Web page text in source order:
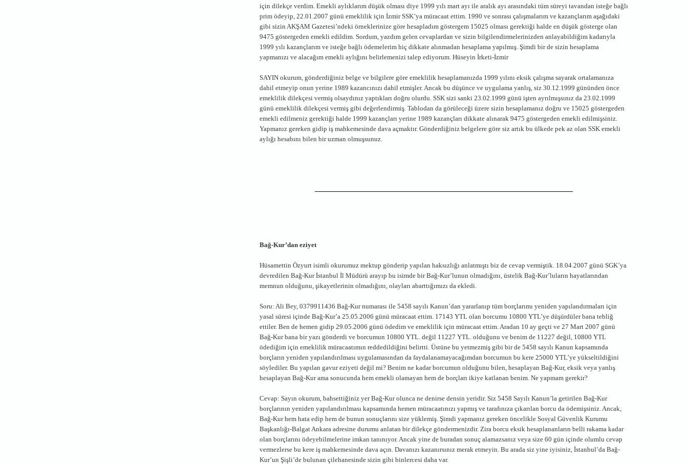
için dilekçe verdim. Emekli aylıklarım düşük olması diye 1999 yılı mart ayı ile aralık ayı arasındaki tüm süreyi tavandan isteğe bağlı
prim ödeyip, 22.01.2007 günü emeklilik için İzmir SSK’ya müracaat ettim. 1990 ve sonrası çalışmalarım ve kazançlarım aşağıdaki
gibi sizin AKŞAM Gazetesi’ndeki örneklerinize göre hesapladım göstergem 15025 olması gerektiği halde en düşük gösterge olan
9475 göstergeden emekli edildim. Sordum, yazdım gelen cevaplardan ve sizin bilgilendirmelerinizden anlayabildiğim kadarıyla
1999 yılı kazançlarım ve isteğe bağlı ödemelerim hiç dikkate alınmadan hesaplama yapılmış. Şimdi bir de sizin hesaplama
yapmanızı ve alacağım emekli aylığını belirlemenizi talep ediyorum. Hüseyin İrketi-İzmir
SAYIN okurum, gönderdiğiniz belge ve bilgilere göre emeklilik hesaplamanızda 1999 yılını eksik çalışma sayarak ortalamanıza
dahil etmeyip onun yerine 1989 kazancınızı dahil etmişler. Ancak bu düşünce ve uygulama yanlış, siz 30.12.1999 gününden önce
emeklilik dilekçesi vermiş olsaydınız yaptıkları doğru olurdu. SSK sizi sanki 23.02.1999 günü işten ayrılmışsınız da 23.02.1999
günü emeklilik dilekçesi vermiş gibi değerlendirmiş. Tablodan da görüleceği üzere sizin hesaplamanız doğru ve 15025 göstergeden
emekli edilmeniz gerektiği halde 1999 kazançları yerine 1989 kazançları dikkate alınarak 9475 göstergeden emekli edilmişsiniz.
Yapmanız gereken gidip iş mahkemesinde dava açmaktır. Gönderdiğiniz belgelere göre siz artık bu ülkede pek az olan SSK emekli
aylığı hesabını bilen bir uzman olmuşsunuz.
Bağ-Kur’dan eziyet
Hüsamettin Özyurt isimli okurumuz mektup gönderip yapılan haksızlığı anlatmıştı biz de cevap vermiştik. 18.04.2007 günü SGK’ya
devredilen Bağ-Kur İstanbul İl Müdürü arayıp bu isimde bir Bağ-Kur’lunun olmadığını, üstelik Bağ-Kur’luların hayatlarından
memnun olduğunu, şikayetlerinin olmadığını, olayları abarttığımızı da ekledi.
Soru: Ali Bey, 0379911436 Bağ-Kur numarası ile 5458 sayılı Kanun’dan yararlanıp tüm borçlarımı yeniden yapılandırmaları için
yasal süresi içinde Bağ-Kur’a 25.05.2006 günü müracaat ettim. 17143 YTL olan borcumu 10800 YTL’ye düşürdüler bana tebliğ
ettiler. Ben de hemen gidip 29.05.2006 günü ödedim ve emeklilik için müracaat ettim. Aradan 10 ay geçti ve 27 Mart 2007 günü
Bağ-Kur bana bir yazı gönderdi ve borcumun 10800 YTL. değil 11227 YTL. olduğunu ve benim de 11227 değil, 10800 YTL
ödediğim için emeklilik müracaatımın reddedildiğini belirtti. Üstüne bu yetmezmiş gibi bir de 5458 sayılı Kanun kapsamında
borçların yeniden yapılandırılması uygulamasından da faydalanamayacağımdan borcumun bu kere 25000 YTL’ye yükseltildiğini
söylediler. Bu yapılan gavur eziyeti değil mi? Benim ne kadar borcumun olduğunu bilen, hesaplayan Bağ-Kur, eksik veya yanlış
hesaplayan Bağ-Kur ama sonucunda hem emekli olamayan hem de borçları ikiye katlanan benim. Ne yapmam gerekir?
Cevap: Sayın okurum, bahsettiğiniz yer Bağ-Kur olunca ne denirse densin yeridir. Siz 5458 Sayılı Kanun’la getirilen Bağ-Kur
borçlarının yeniden yapılandırılması kapsamında hemen müracaatınızı yapmış ve tarafınıza çıkarılan borcu da ödemişsiniz. Ancak,
Bağ-Kur hem hata edip hem de bunun sonuçlarını size yüklemiş. Şimdi yapmanız gereken öncelikle Sosyal Güvenlik Kurumu
Başkanlığı-Balgat Ankara adresine durumu anlatan bir dilekçe göndermenizdir. Zira borcu eksik hesaplananların belli rakama kadar
olan borçlarını ödeyebilmelerine imkan tanınıyor. Ancak yine de buradan sonuç alamazsanız veya size 60 gün içinde olumlu cevap
vermezlerse bu kere iş mahkemesinde dava açın. Davanızı kazanırsınız merak etmeyin. Bu arada siz yine iyisiniz, İstanbul’da Bağ-
Kur’un Şişli’de bulunan çilehanesinde sizin gibi binlercesi daha var.